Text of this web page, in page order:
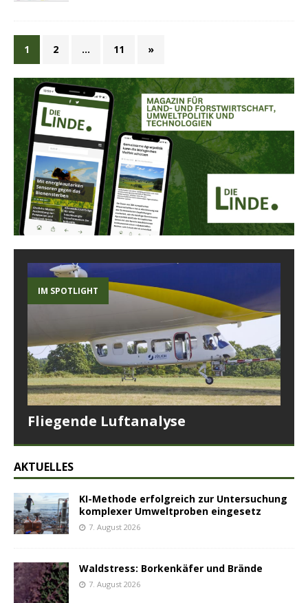
1 2 … 11 »
IM SPOTLIGHT
Fliegende Luftanalyse
AKTUELLES
KI-Methode erfolgreich zur Untersuchung
komplexer Umweltproben eingesetz
7. August 2026
Waldstress: Borkenkäfer und Brände
7. August 2026